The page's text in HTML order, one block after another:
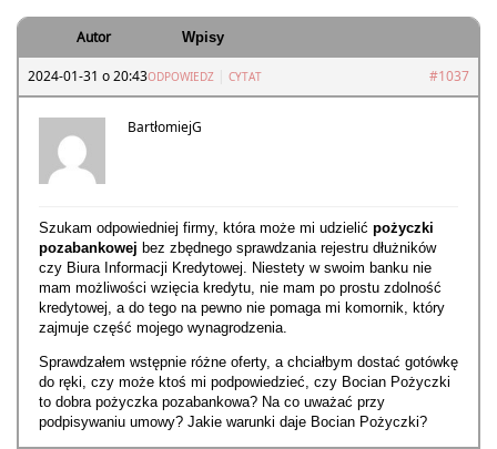
Autor Wpisy
2024-01-31 o 20:43 #1037
ODPOWIEDZ CYTAT
BartłomiejG
Szukam odpowiedniej firmy, która może mi udzielić pożyczki
pozabankowej bez zbędnego sprawdzania rejestru dłużników
czy Biura Informacji Kredytowej. Niestety w swoim banku nie
mam możliwości wzięcia kredytu, nie mam po prostu zdolność
kredytowej, a do tego na pewno nie pomaga mi komornik, który
zajmuje część mojego wynagrodzenia.
Sprawdzałem wstępnie różne oferty, a chciałbym dostać gotówkę
do ręki, czy może ktoś mi podpowiedzieć, czy Bocian Pożyczki
to dobra pożyczka pozabankowa? Na co uważać przy
podpisywaniu umowy? Jakie warunki daje Bocian Pożyczki?